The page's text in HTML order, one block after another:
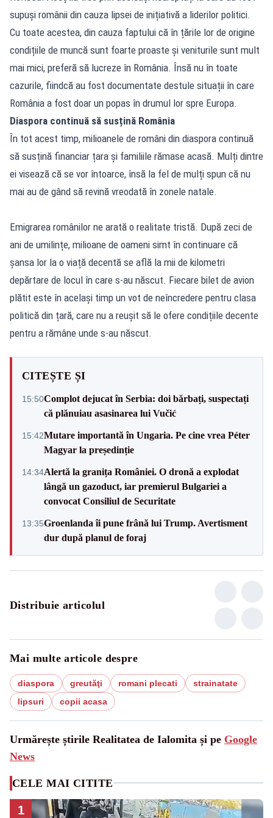
supuși românii din cauza lipsei de inițiativă a liderilor politici.
Cu toate acestea, din cauza faptului că în țările lor de origine
condițiile de muncă sunt foarte proaste și veniturile sunt mult
mai mici, preferă să lucreze în România. Însă nu în toate
cazurile, fiindcă au fost documentate destule situații în care
România a fost doar un popas în drumul lor spre Europa.
Diaspora continuă să susțină România
În tot acest timp, milioanele de români din diaspora continuă
să susțină financiar țara și familiile rămase acasă. Mulți dintre
ei visează că se vor întoarce, însă la fel de mulți spun că nu
mai au de gând să revină vreodată în zonele natale.
Emigrarea românilor ne arată o realitate tristă. După zeci de
ani de umilințe, milioane de oameni simt în continuare că
șansa lor la o viață decentă se află la mii de kilometri
depărtare de locul în care s-au născut. Fiecare bilet de avion
plătit este în același timp un vot de neîncredere pentru clasa
politică din țară, care nu a reușit să le ofere condițiile decente
pentru a rămâne unde s-au născut.
CITEȘTE ȘI
15:50Complot dejucat în Serbia: doi bărbați, suspectați
că plănuiau asasinarea lui Vučić
15:42Mutare importantă în Ungaria. Pe cine vrea Péter
Magyar la președinție
14:34Alertă la granița României. O dronă a explodat
lângă un gazoduct, iar premierul Bulgariei a
convocat Consiliul de Securitate
13:35Groenlanda îi pune frână lui Trump. Avertisment
dur după planul de foraj
Distribuie articolul
Mai multe articole despre
diaspora greutăţi romani plecati
strainatate
lipsuri
copii acasa
Urmărește știrile Realitatea de Ialomita și pe Google
News
CELE MAI CITITE
1